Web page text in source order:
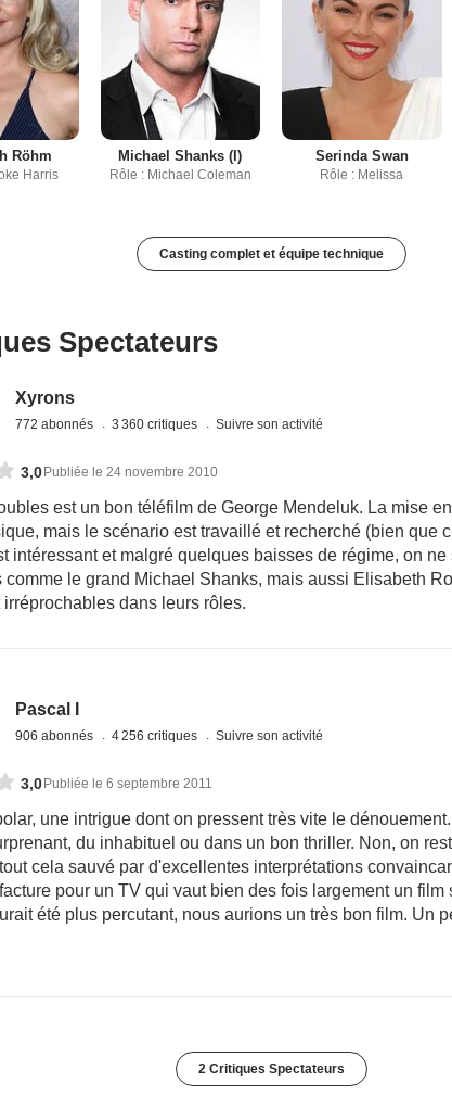
Röhm
Harris
Michael Shanks (I)
Rôle : Michael Coleman
Serinda Swan
Rôle : Melissa
Casting complet et équipe technique
Spectateurs
Xyrons
772 abonnés 3 360 critiques Suivre son activité
3,0 Publiée le 24 novembre 2010
est un bon téléfilm de George Mendeluk. La mise
mais le scénario est travaillé et recherché (bien que
intéressant et malgré quelques baisses de régime, on ne
comme le grand Michael Shanks, mais aussi Elisabeth
irréprochables dans leurs rôles.
Pascal I
906 abonnés 4 256 critiques Suivre son activité
3,0 Publiée le 6 septembre 2011
une intrigue dont on pressent très vite le
du inhabituel ou dans un bon thriller. Non, on
cela sauvé par d'excellentes interprétations
pour un TV qui vaut bien des fois largement un film
été plus percutant, nous aurions un très bon film. Un
2 Critiques Spectateurs